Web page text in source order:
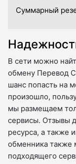
Суммарный
В сети можно
обмену Перевод
шанс попасть на
произошло,
мы размещаем
сервисы. Отзывы
ресурса, а также
обменника также
подходящего